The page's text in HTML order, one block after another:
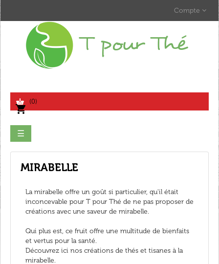
Compte
shopping_cart
(0)
search
Basculer
la
navigation
☰
MIRABELLE
La mirabelle offre un goût si particulier, qu'il était
inconcevable pour T pour Thé de ne pas proposer de
créations avec une saveur de mirabelle.
Qui plus est, ce fruit offre une multitude de bienfaits
et vertus pour la santé.
Découvrez ici nos créations de thés et tisanes à la
mirabelle.